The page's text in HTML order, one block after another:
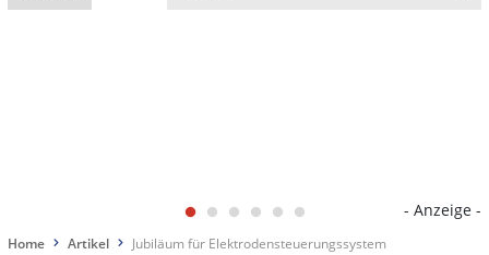
- Anzeige -
Home Artikel Jubiläum für Elektrodensteuerungssystem